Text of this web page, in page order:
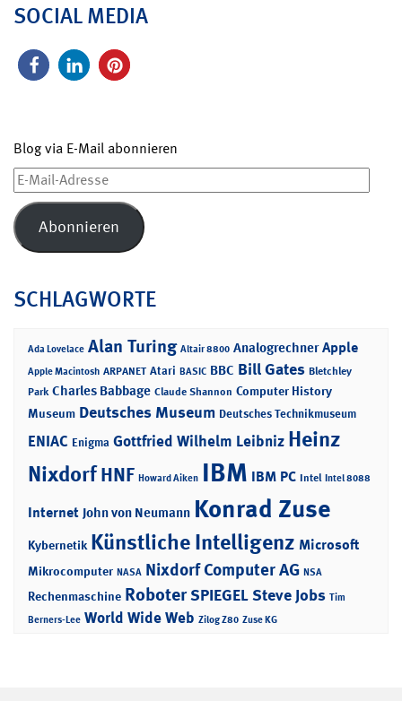
SOCIAL MEDIA
Blog via E-Mail abonnieren
E-
Mail-
Adresse
Abonnieren
SCHLAGWORTE
Ada Lovelace Alan Turing Altair 8800 Analogrechner Apple
Apple Macintosh ARPANET Atari BASIC BBC Bill Gates Bletchley
Park Charles Babbage Claude Shannon Computer History
Museum Deutsches Museum Deutsches Technikmuseum
ENIAC Enigma Gottfried Wilhelm Leibniz Heinz
NixdorfHNF Howard Aiken IBM IBM PC Intel Intel 8088
Internet John von Neumann Konrad Zuse
Kybernetik Künstliche Intelligenz Microsoft
Mikrocomputer NASA Nixdorf Computer AG NSA
Rechenmaschine RoboterSPIEGELSteve Jobs Tim
Berners-Lee World Wide Web Zilog Z80 Zuse KG